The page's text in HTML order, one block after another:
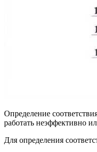
Определение
работать неэффективно
Для определения